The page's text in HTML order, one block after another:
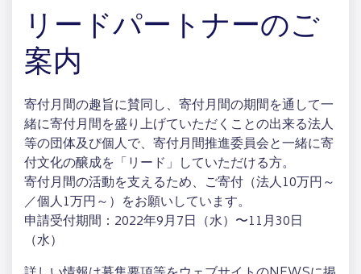
リードパートナーのご
案内
寄付月間の趣旨に賛同し、寄付月間の期間を通して一
緒に寄付月間を盛り上げていただくことの出来る法人
等の団体及び個人で、寄付月間推進委員会と一緒に寄
付文化の醸成を「リード」していただける方。
寄付月間の活動を支えるため、ご寄付（法人10万円～
／個人1万円～）をお願いしています。
申請受付期間：2022年9月7日（水）〜11月30日
（水）